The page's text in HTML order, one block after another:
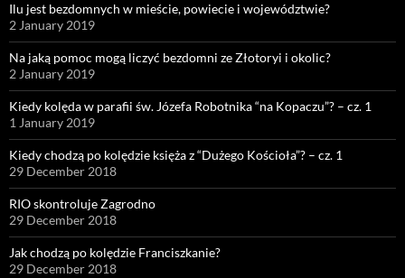
Ilu jest bezdomnych w mieście, powiecie i województwie?
2 January 2019
Na jaką pomoc mogą liczyć bezdomni ze Złotoryi i okolic?
2 January 2019
Kiedy kolęda w parafii św. Józefa Robotnika “na Kopaczu”? – cz. 1
1 January 2019
Kiedy chodzą po kolędzie księża z “Dużego Kościoła”? – cz. 1
29 December 2018
RIO skontroluje Zagrodno
29 December 2018
Jak chodzą po kolędzie Franciszkanie?
29 December 2018